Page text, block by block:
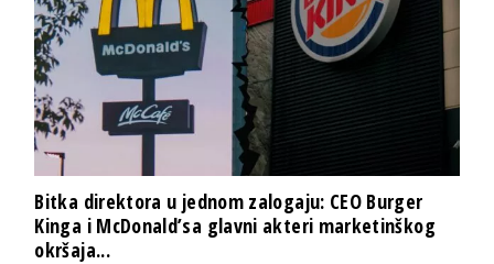
Bitka direktora u jednom zalogaju: CEO Burger
Kinga i McDonald’sa glavni akteri marketinškog
okršaja...